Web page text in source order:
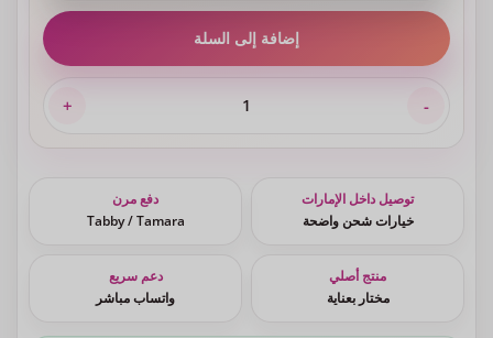
إضافة إلى السلة
توصيل داخل الإمارات
خيارات شحن واضحة
دفع مرن
Tabby / Tamara
منتج أصلي
مختار بعناية
دعم سريع
واتساب مباشر